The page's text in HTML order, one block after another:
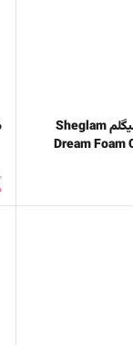
پرایمر فومی ابری شیگلم Sheglam